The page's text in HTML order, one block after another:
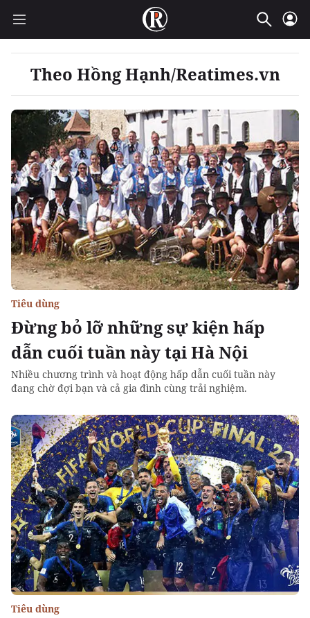
Theo Hồng Hạnh/Reatimes.vn
Đừng bỏ lỡ những sự kiện hấp
dẫn cuối tuần này tại Hà Nội
Tiêu dùng
Nhiều chương trình và hoạt động hấp dẫn cuối tuần này
đang chờ đợi bạn và cả gia đình cùng trải nghiệm.
Tiêu dùng